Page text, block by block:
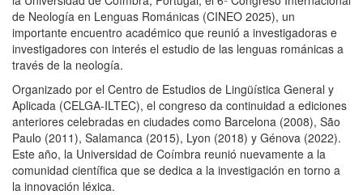
de Neología en Lenguas Románicas (CINEO 2025), un
importante encuentro académico que reunió a investigadoras e
investigadores con interés el estudio de las lenguas románicas a
través de la neología.
Organizado por el Centro de Estudios de Lingüística General y
Aplicada (CELGA-ILTEC), el congreso da continuidad a ediciones
anteriores celebradas en ciudades como Barcelona (2008), São
Paulo (2011), Salamanca (2015), Lyon (2018) y Génova (2022).
Este año, la Universidad de Coímbra reunió nuevamente a la
comunidad científica que se dedica a la investigación en torno a
la innovación léxica.